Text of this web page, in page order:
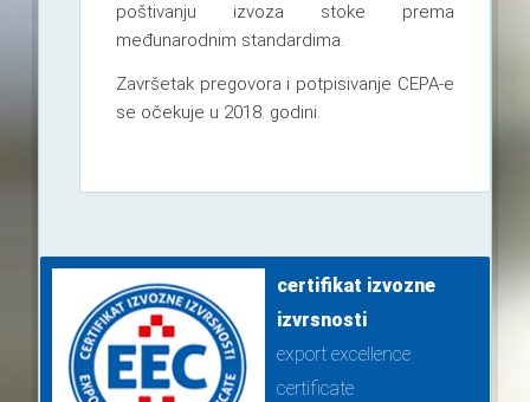
poštivanju izvoza stoke prema
međunarodnim standardima.
Završetak pregovora i potpisivanje CEPA-e
se očekuje u 2018. godini.
certifikat izvozne
izvrsnosti
export excellence
certificate